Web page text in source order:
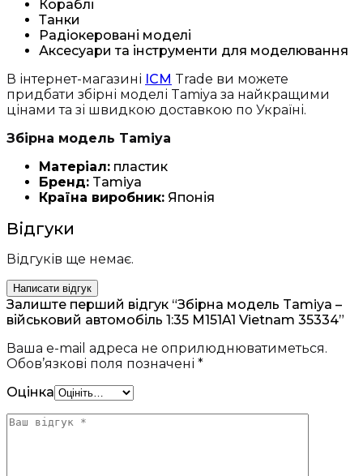
Кораблі
Танки
Радіокеровані моделі
Аксесуари та інструменти для моделювання
В інтернет-магазині ICM Trade ви можете
придбати збірні моделі Tamiya за найкращими
цінами та зі швидкою доставкою по Україні.
Збірна модель Tamiya
Матеріал: пластик
Бренд: Tamiya
Країна виробник: Японія
Відгуки
Відгуків ще немає.
Написати відгук
Залиште перший відгук “Збірна модель Tamiya –
військовий автомобіль 1:35 M151A1 Vietnam 35334”
Ваша e-mail адреса не оприлюднюватиметься.
Обов’язкові поля позначені *
Оцінка